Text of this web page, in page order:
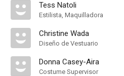
Tess Natoli
Estilista, Maquilladora
Christine Wada
Diseño de Vestuario
Donna Casey-Aira
Costume Supervisor